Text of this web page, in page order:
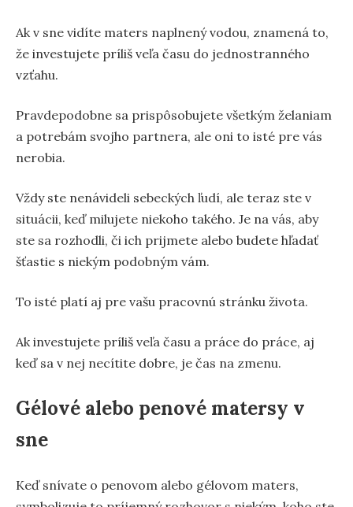
Ak v sne vidíte maters naplnený vodou, znamená to,
že investujete príliš veľa času do jednostranného
vzťahu.
Pravdepodobne sa prispôsobujete všetkým želaniam
a potrebám svojho partnera, ale oni to isté pre vás
nerobia.
Vždy ste nenávideli sebeckých ľudí, ale teraz ste v
situácii, keď milujete niekoho takého. Je na vás, aby
ste sa rozhodli, či ich prijmete alebo budete hľadať
šťastie s niekým podobným vám.
To isté platí aj pre vašu pracovnú stránku života.
Ak investujete príliš veľa času a práce do práce, aj
keď sa v nej necítite dobre, je čas na zmenu.
Gélové alebo penové matersy v
sne
Keď snívate o penovom alebo gélovom maters,